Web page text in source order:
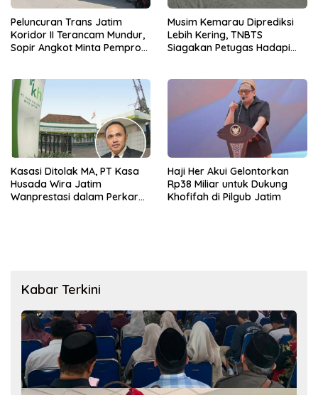
Peluncuran Trans Jatim
Koridor II Terancam Mundur,
Sopir Angkot Minta Pemprov
Musim Kemarau Diprediksi
Lebih Kering, TNBTS
Siagakan Petugas Hadapi
Kasasi Ditolak MA, PT Kasa
Husada Wira Jatim
Wanprestasi dalam Perkara
Haji Her Akui Gelontorkan
Rp38 Miliar untuk Dukung
Khofifah di Pilgub Jatim
Kabar Terkini